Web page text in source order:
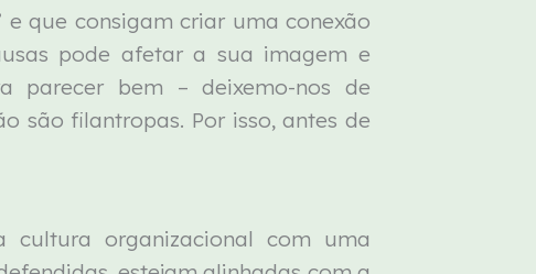
que consigam criar uma conexão
pode afetar a sua imagem e
parecer bem – deixemo-nos de
são filantropas. Por isso, antes de
organizacional com uma